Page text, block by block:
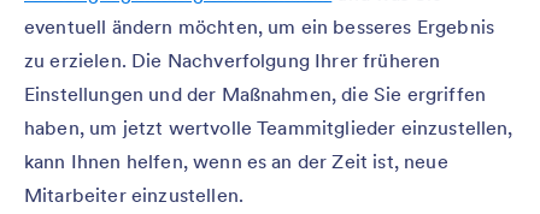
eventuell ändern möchten, um ein besseres Ergebnis
zu erzielen. Die Nachverfolgung Ihrer früheren
Einstellungen und der Maßnahmen, die Sie ergriffen
haben, um jetzt wertvolle Teammitglieder einzustellen,
kann Ihnen helfen, wenn es an der Zeit ist, neue
Mitarbeiter einzustellen.